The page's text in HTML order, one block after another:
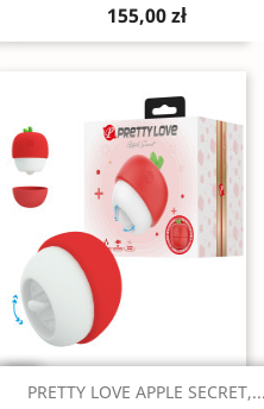
155,00 zł
 Szybki podgląd
PRETTY LOVE APPLE